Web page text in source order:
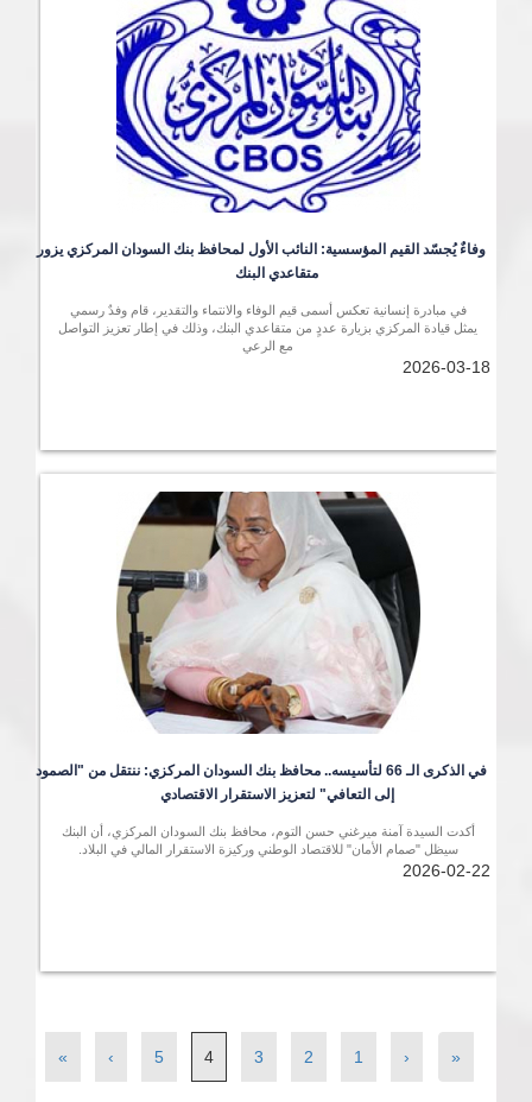
متقاعدي البنك
في مبادرة إنسانية تعكس أسمى قيم الوفاء والانتماء والتقدير، قام وفدٌ رسمي
يمثل قيادة المركزي بزيارة عددٍ من متقاعدي البنك، وذلك في إطار تعزيز التواصل
مع الرعي
2026-03-18
إلى التعافي" لتعزيز الاستقرار الاقتصادي
أكدت السيدة آمنة ميرغني حسن التوم، محافظ بنك السودان المركزي، أن البنك
سيظل "صمام الأمان" للاقتصاد الوطني وركيزة الاستقرار المالي في البلاد.
2026-02-22
«
‹
1
2
3
4
5
›
»